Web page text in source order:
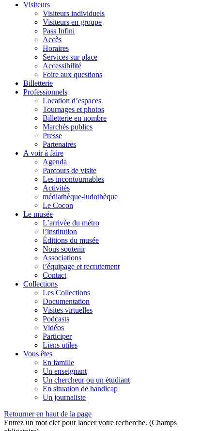
Visiteurs
Visiteurs individuels
Visiteurs en groupe
Pass Infini
Accès
Horaires
Services sur place
Accessibilité
Foire aux questions
Billetterie
Professionnels
Location d’espaces
Tournages et photos
Billetterie en nombre
Marchés publics
Presse
Partenaires
A voir à faire
Agenda
Parcours de visite
Les incontournables
Activités
médiathèque-ludothèque
Le Cocon
Le musée
L’arrivée du métro
l’institution
Éditions du musée
Nous soutenir
Associations
l’équipage et recrutement
Contact
Collections
Les Collections
Documentation
Visites virtuelles
Podcasts
Vidéos
Participer
Liens utiles
Vous êtes
En famille
Un enseignant
Un chercheur ou un étudiant
En situation de handicap
Un journaliste
Retourner en haut de la page
Entrez un mot clef pour lancer votre recherche. (Champs